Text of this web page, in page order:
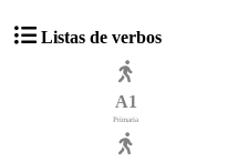
Listas de verbos
A1
Primaria